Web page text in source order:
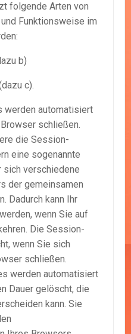
folgende Arten von
Funktionsweise im
b)
c).
werden automatisiert
schließen.
die Session-
eine sogenannte
sich verschiedene
der gemeinsamen
Dadurch kann Ihr
wenn Sie auf
Die Session-
wenn Sie sich
schließen.
werden automatisiert
Dauer gelöscht, die
kann. Sie